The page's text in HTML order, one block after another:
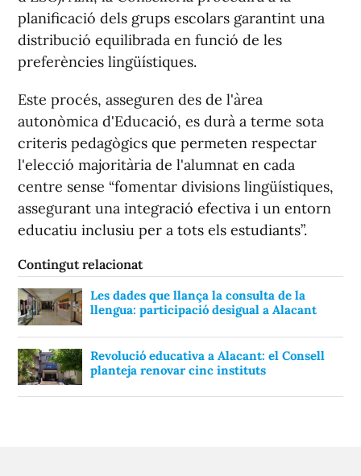
planificació dels grups escolars garantint una
distribució equilibrada en funció de les
preferències lingüístiques.
Este procés, asseguren des de l'àrea
autonòmica d'Educació, es durà a terme sota
criteris pedagògics que permeten respectar
l'elecció majoritària de l'alumnat en cada
centre sense “fomentar divisions lingüístiques,
assegurant una integració efectiva i un entorn
educatiu inclusiu per a tots els estudiants”.
Contingut relacionat
Les dades que llança la consulta de la
llengua: participació desigual a Alacant
Revolució educativa a Alacant: el Consell
planteja renovar cinc instituts